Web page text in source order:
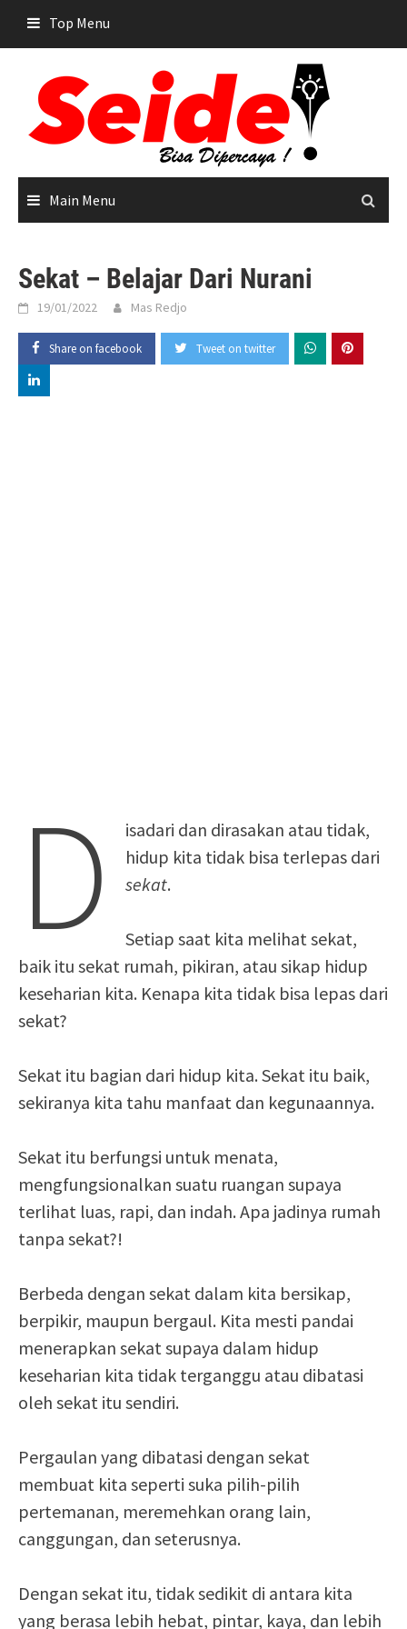
content
Top Menu
Main Menu
Sekat – Belajar Dari Nurani
19/01/2022 Mas Redjo
Share on facebook Tweet on twitter
D
isadari dan dirasakan atau tidak,
hidup kita tidak bisa terlepas dari
sekat.
Setiap saat kita melihat sekat,
baik itu sekat rumah, pikiran, atau sikap hidup
keseharian kita. Kenapa kita tidak bisa lepas dari
sekat?
Sekat itu bagian dari hidup kita. Sekat itu baik,
sekiranya kita tahu manfaat dan kegunaannya.
Sekat itu berfungsi untuk menata,
mengfungsionalkan suatu ruangan supaya
terlihat luas, rapi, dan indah. Apa jadinya rumah
tanpa sekat?!
Berbeda dengan sekat dalam kita bersikap,
berpikir, maupun bergaul. Kita mesti pandai
menerapkan sekat supaya dalam hidup
keseharian kita tidak terganggu atau dibatasi
oleh sekat itu sendiri.
Pergaulan yang dibatasi dengan sekat
membuat kita seperti suka pilih-pilih
pertemanan, meremehkan orang lain,
canggungan, dan seterusnya.
Dengan sekat itu, tidak sedikit di antara kita
yang berasa lebih hebat, pintar, kaya, dan lebih